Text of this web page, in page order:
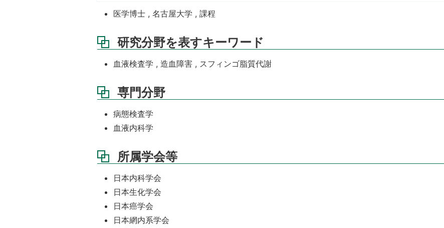
医学博士 , 名古屋大学 , 課程
研究分野を表すキーワード
血液検査学 , 造血障害 , スフィンゴ脂質代謝
専門分野
病態検査学
血液内科学
所属学会等
日本内科学会
日本生化学会
日本癌学会
日本網内系学会